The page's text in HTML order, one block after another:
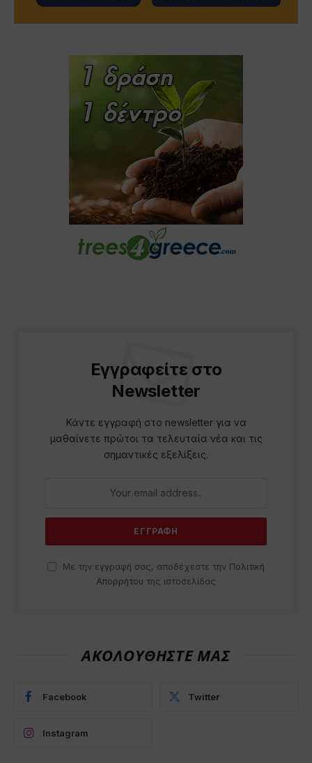
Εγγραφείτε στο
Newsletter
Κάντε εγγραφή στο newsletter για να
μαθαίνετε πρώτοι τα τελευταία νέα και τις
σημαντικές εξελίξεις.
Με την εγγραφή σας, αποδέχεστε την Πολιτική
Απορρήτου της ιστοσελίδας
ΑΚΟΛΟΥΘΗΣΤΕ ΜΑΣ
Facebook Twitter
Instagram